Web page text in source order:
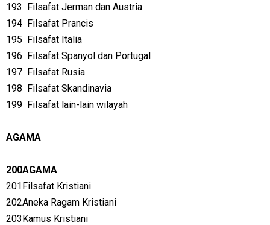
193 Filsafat Jerman dan Austria
194 Filsafat Prancis
195 Filsafat Italia
196 Filsafat Spanyol dan Portugal
197 Filsafat Rusia
198 Filsafat Skandinavia
199 Filsafat lain-lain wilayah
AGAMA
200AGAMA
201Filsafat Kristiani
202Aneka Ragam Kristiani
203Kamus Kristiani